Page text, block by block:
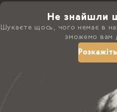
Не знайшли
Шукаєте щось, чого немає в
зможемо вам